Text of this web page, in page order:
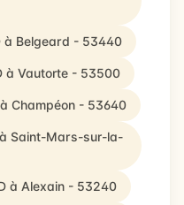
à Belgeard - 53440
à Vautorte - 53500
Champéon - 53640
Saint-Mars-sur-la-
à Alexain - 53240